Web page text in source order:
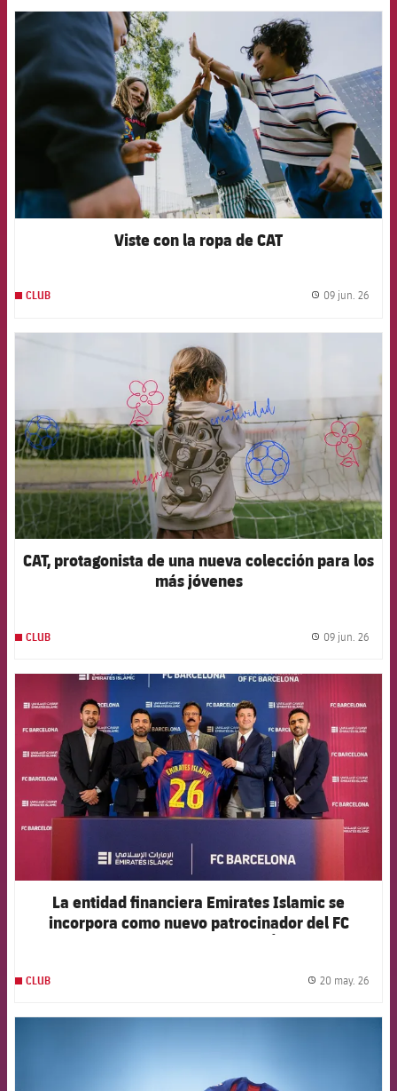
FCB Barcelona badge
Viste con la ropa de CAT
CLUB 09 jun. 26
CAT, protagonista de una nueva colección para los
más jóvenes
CLUB 09 jun. 26
FCB Barcelona badge
La entidad financiera Emirates Islamic se
incorpora como nuevo patrocinador del FC
CLUB 20 may. 26